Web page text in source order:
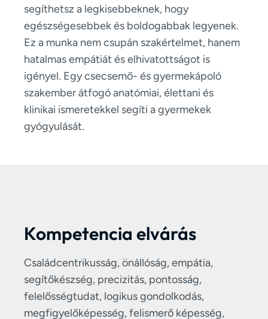
segíthetsz a legkisebbeknek, hogy
egészségesebbek és boldogabbak legyenek.
Ez a munka nem csupán szakértelmet, hanem
hatalmas empátiát és elhivatottságot is
igényel. Egy csecsemő- és gyermekápoló
szakember átfogó anatómiai, élettani és
klinikai ismeretekkel segíti a gyermekek
gyógyulását.
Kompetencia elvárás
Családcentrikusság, önállóság, empátia,
segítőkészség, precizitás, pontosság,
felelősségtudat, logikus gondolkodás,
megfigyelőképesség, felismerő képesség,